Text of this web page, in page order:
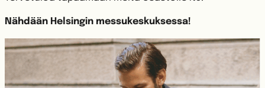
Nähdään Helsingin messukeskuksessa!